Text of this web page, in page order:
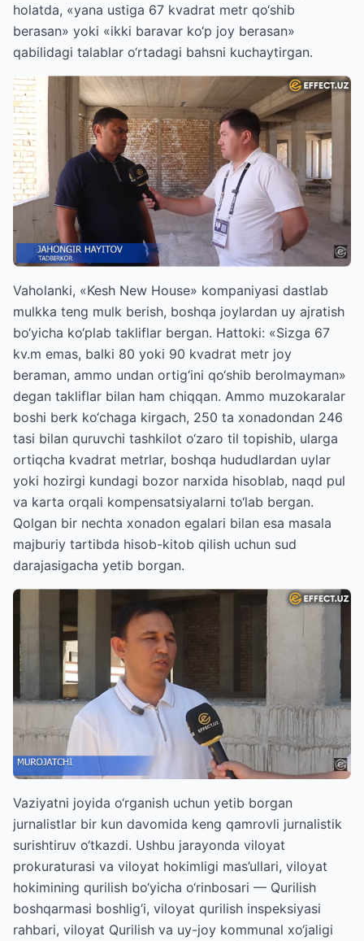
holatda, «yana ustiga 67 kvadrat metr qo‘shib
berasan» yoki «ikki baravar ko‘p joy berasan»
qabilidagi talablar o‘rtadagi bahsni kuchaytirgan.
Vaholanki, «Kesh New House» kompaniyasi dastlab
mulkka teng mulk berish, boshqa joylardan uy ajratish
bo‘yicha ko‘plab takliflar bergan. Hattoki: «Sizga 67
kv.m emas, balki 80 yoki 90 kvadrat metr joy
beraman, ammo undan ortig‘ini qo‘shib berolmayman»
degan takliflar bilan ham chiqqan. Ammo muzokaralar
boshi berk ko‘chaga kirgach, 250 ta xonadondan 246
tasi bilan quruvchi tashkilot o‘zaro til topishib, ularga
ortiqcha kvadrat metrlar, boshqa hududlardan uylar
yoki hozirgi kundagi bozor narxida hisoblab, naqd pul
va karta orqali kompensatsiyalarni to‘lab bergan.
Qolgan bir nechta xonadon egalari bilan esa masala
majburiy tartibda hisob-kitob qilish uchun sud
darajasigacha yetib borgan.
Vaziyatni joyida o‘rganish uchun yetib borgan
jurnalistlar bir kun davomida keng qamrovli jurnalistik
surishtiruv o‘tkazdi. Ushbu jarayonda viloyat
prokuraturasi va viloyat hokimligi mas’ullari, viloyat
hokimining qurilish bo‘yicha o‘rinbosari — Qurilish
boshqarmasi boshlig‘i, viloyat qurilish inspeksiyasi
rahbari, viloyat Qurilish va uy-joy kommunal xo‘jaligi